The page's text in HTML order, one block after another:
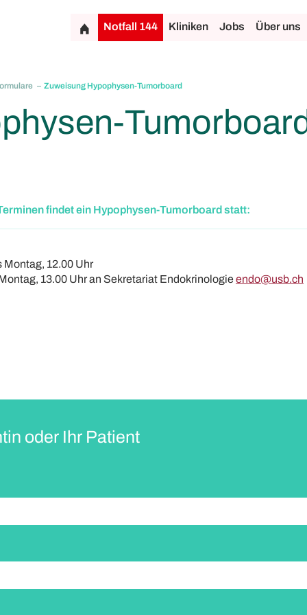
Notfall 144 Kliniken Jobs Über uns
Zuweisung Hypophysen-Tumorboard
Tumorboard
findet ein Hypophysen-Tumorboard statt:
Montag, 12.00 Uhr
13.00 Uhr an Sekretariat Endokrinologieendo@usb.ch
oder Ihr Patient